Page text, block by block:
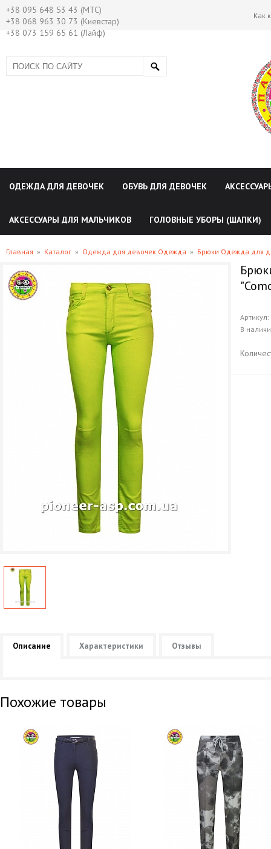
+38 095 648 53 43 (МТС)
+38 068 963 30 73 (Киевстар)
+38 073 159 65 61 (Лайф)
Как
ОДЕЖДА ДЛЯ ДЕВОЧЕК ОБУВЬ ДЛЯ ДЕВОЧЕК
АКСЕССУАРЫ ДЛЯ МАЛЬЧИКОВ ГОЛОВНЫЕ УБОРЫ (ШАПКИ)
Главная » Каталог » Одежда для девочек Одежда » Брюки Одежда для
Артикул:
В
Описание Характеристики Отзывы
Похожие товары